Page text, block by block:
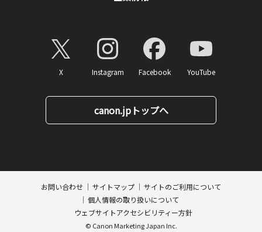
X Instagram Facebook YouTube
canon.jpトップへ
お問い合わせ サイトマップ
サイトのご利用について
個人情報の取り扱いについて
ウェブサイトアクセシビリティー方針
© Canon Marketing Japan Inc.